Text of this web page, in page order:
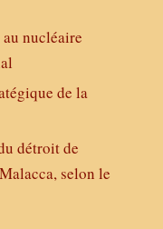
au nucléaire
de la
détroit de
selon le